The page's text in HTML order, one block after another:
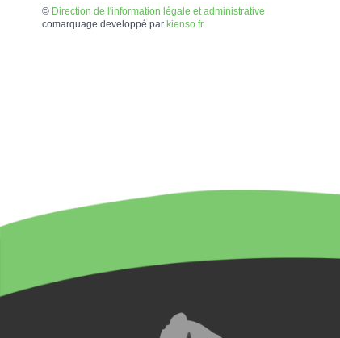
© Direction de l'information légale et administrative
comarquage developpé par kienso.fr